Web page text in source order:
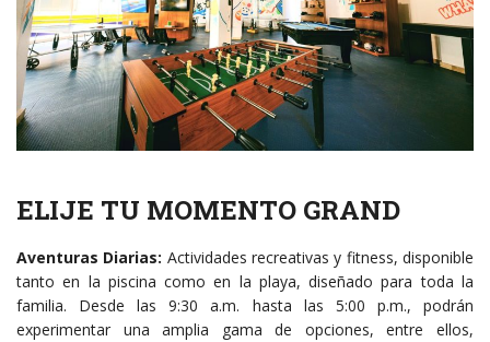
ELIJE TU MOMENTO GRAND
Aventuras Diarias: Actividades recreativas y fitness, disponible
tanto en la piscina como en la playa, diseñado para toda la
familia. Desde las 9:30 a.m. hasta las 5:00 p.m., podrán
experimentar una amplia gama de opciones, entre ellos,